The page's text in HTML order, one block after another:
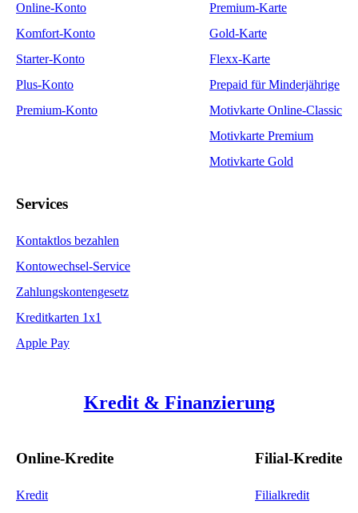
Online-Konto
Komfort-Konto
Starter-Konto
Plus-Konto
Premium-Konto
Premium-Karte
Gold-Karte
Flexx-Karte
Prepaid für Minderjährige
Motivkarte Online-Classic
Motivkarte Premium
Motivkarte Gold
Services
Kontaktlos bezahlen
Kontowechsel-Service
Zahlungskontengesetz
Kreditkarten 1x1
Apple Pay
Kredit & Finanzierung
Online-Kredite
Kredit
Filial-Kredite
Filialkredit